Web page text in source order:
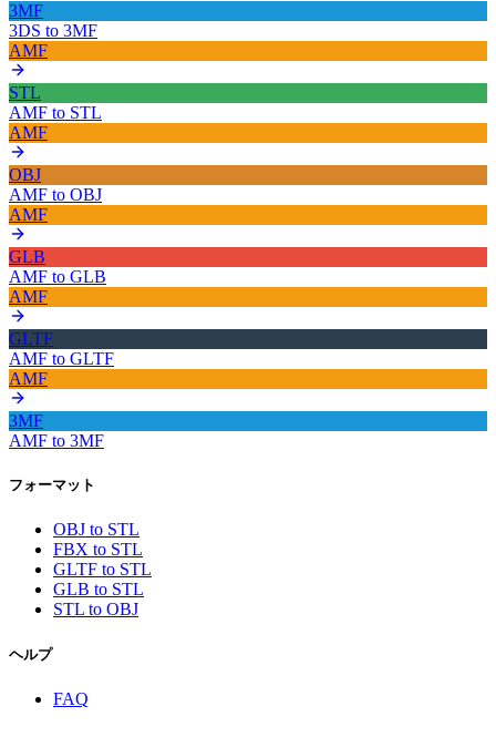
3MF
3DS to 3MF
AMF
STL
AMF to STL
AMF
OBJ
AMF to OBJ
AMF
GLB
AMF to GLB
AMF
GLTF
AMF to GLTF
AMF
3MF
AMF to 3MF
フォーマット
OBJ to STL
FBX to STL
GLTF to STL
GLB to STL
STL to OBJ
ヘルプ
FAQ